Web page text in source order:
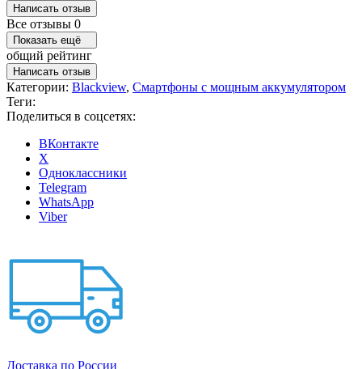
Написать отзыв
Все отзывы 0
Показать ещё
общий рейтинг
Написать отзыв
Категории: Blackview, Смартфоны с мощным аккумулятором
Теги:
Поделиться в соцсетях:
ВКонтакте
X
Одноклассники
Telegram
WhatsApp
Viber
Доставка по России